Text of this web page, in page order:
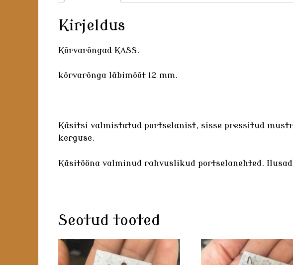
Kirjeldus
Kõrvarõngad KASS.
kõrvarõnga läbimõõt 12 mm.
Käsitsi valmistatud portselanist, sisse pressitud
kerguse.
Käsitööna valminud rahvuslikud portselanehted.
Seotud tooted